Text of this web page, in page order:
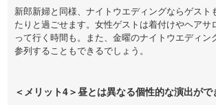
新郎新婦と同様、ナイトウエディングならゲスト
たりと過ごせます。女性ゲストは着付けやヘアサ
って行く時間も。また、金曜のナイトウエディン
参列することもできるでしょう。
＜メリット4＞昼とは異なる個性的な演出がで